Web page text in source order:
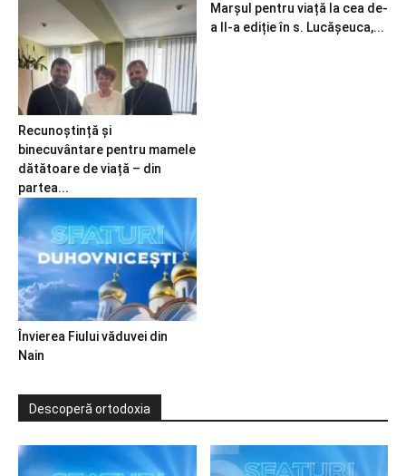
Recunoștință și
binecuvântare pentru mamele
dătătoare de viață – din
partea...
Marșul pentru viață la cea de-
a II-a ediție în s. Lucășeuca,...
Învierea Fiului văduvei din
Nain
Descoperă ortodoxia